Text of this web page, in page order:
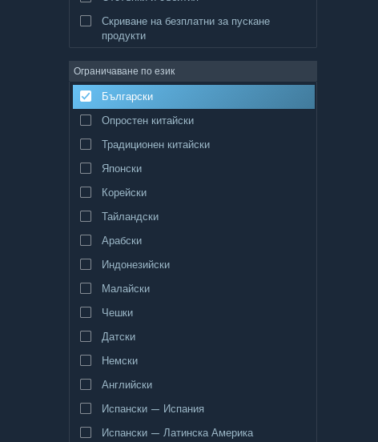
Скриване на безплатни за пускане
продукти
Ограничаване по език
Български
Опростен китайски
Традиционен китайски
Японски
Корейски
Тайландски
Арабски
Индонезийски
Малайски
Чешки
Датски
Немски
Английски
Испански — Испания
Испански — Латинска Америка